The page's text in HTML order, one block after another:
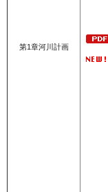
第1章河川計画